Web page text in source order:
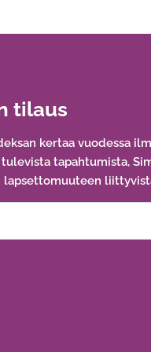
tilaus
kertaa vuodessa
tapahtumista,
lapsettomuuteen